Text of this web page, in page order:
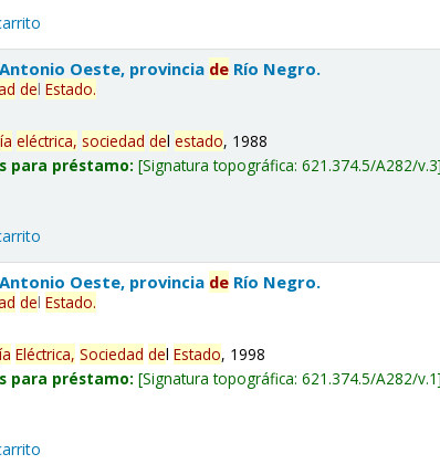
Oeste, provincia de Río Negro.
delEstado.
eléctrica, sociedad delestado, 1988
para préstamo: Signatura topográfica:621.374.5/A282/v.3
Oeste, provincia de Río Negro.
delEstado.
Eléctrica, Sociedad delEstado, 1998
para préstamo: Signatura topográfica:621.374.5/A282/v.1